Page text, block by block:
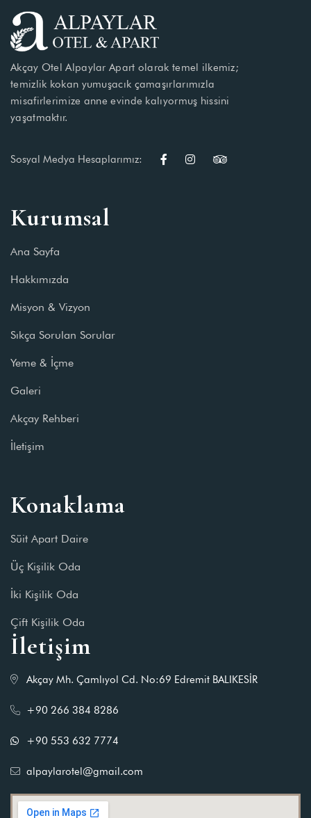
Akçay Otel Alpaylar Apart olarak temel ilkemiz;
temizlik kokan yumuşacık çamaşırlarımızla
misafirlerimize anne evinde kalıyormuş hissini
yaşatmaktır.
Sosyal Medya Hesaplarımız:
Kurumsal
Ana Sayfa
Hakkımızda
Misyon & Vizyon
Sıkça Sorulan Sorular
Yeme & İçme
Galeri
Akçay Rehberi
İletişim
Konaklama
Süit Apart Daire
Üç Kişilik Oda
İki Kişilik Oda
Çift Kişilik Oda
İletişim
Akçay Mh. Çamlıyol Cd. No:69 Edremit BALIKESİR
+90 266 384 8286
+90 553 632 7774
alpaylarotel@gmail.com